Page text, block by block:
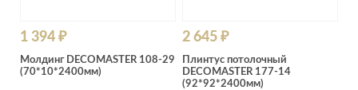
1 394 ₽
Молдинг DECOMASTER 108-29
(70*10*2400мм)
2 645 ₽
Плинтус потолочный
DECOMASTER 177-14
(92*92*2400мм)